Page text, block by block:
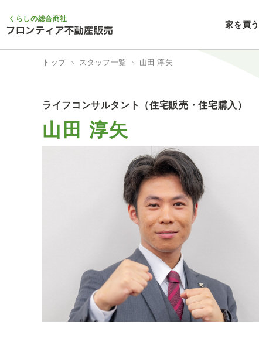
くらしの総合商社
家を買う
トップ スタッフ一覧 山田 淳矢
山田 淳矢
ライフコンサルタント（住宅販売・住宅購入）